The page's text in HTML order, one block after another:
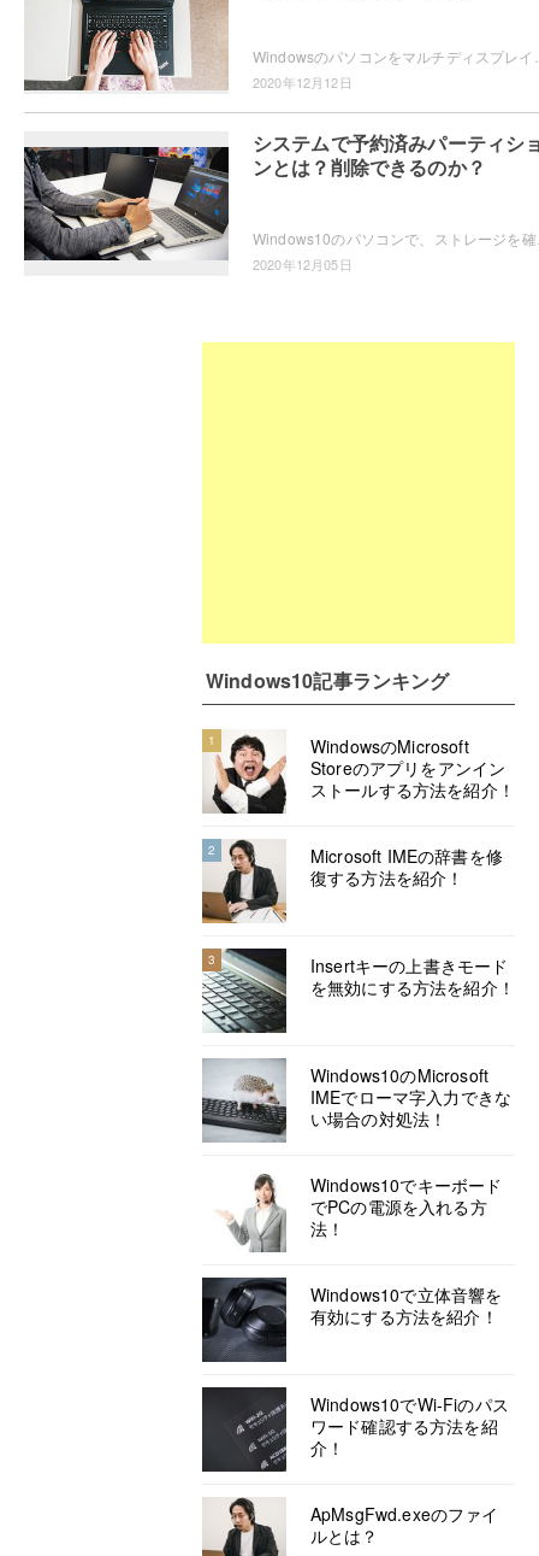
2020年12月12日
システムで予約済みパーティシ
ンとは？削除できるのか？
Windows10のパソコンで、ストレー
2020年12月05日
Windows10記事ランキング
1
WindowsのMicrosoft
Storeのアプリをアンイン
ストールする方法を紹介！
2
Microsoft IMEの辞書を修
復する方法を紹介！
3
Insertキーの上書きモード
を無効にする方法を紹介！
Windows10のMicrosoft
IMEでローマ字入力できな
い場合の対処法！
Windows10でキーボード
でPCの電源を入れる方
法！
Windows10で立体音響を
有効にする方法を紹介！
Windows10でWi-Fiのパス
ワード確認する方法を紹
介！
ApMsgFwd.exeのファイ
ルとは？